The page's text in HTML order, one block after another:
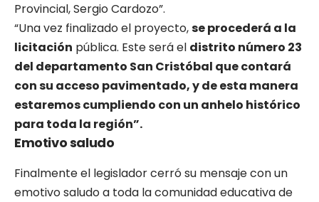
Provincial, Sergio Cardozo”.
“Una vez finalizado el proyecto,se procederá a la
licitación pública. Este será el distrito número 23
del departamento San Cristóbal que contará
con su acceso pavimentado, y de esta manera
estaremos cumpliendo con un anhelo histórico
para toda la región”.
Emotivo saludo
Finalmente el legislador cerró su mensaje con un
emotivo saludo a toda la comunidad educativa de